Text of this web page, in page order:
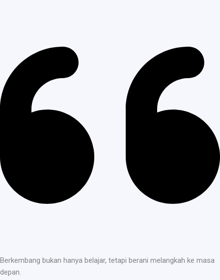
Berkembang bukan hanya belajar, tetapi berani melangkah ke masa
depan.